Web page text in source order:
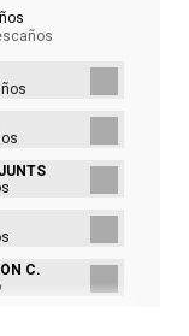
C.